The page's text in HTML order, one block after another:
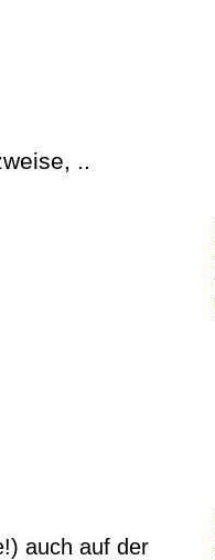
..
auch auf der